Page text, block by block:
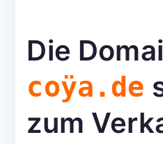
Die
coÿa.de
zum